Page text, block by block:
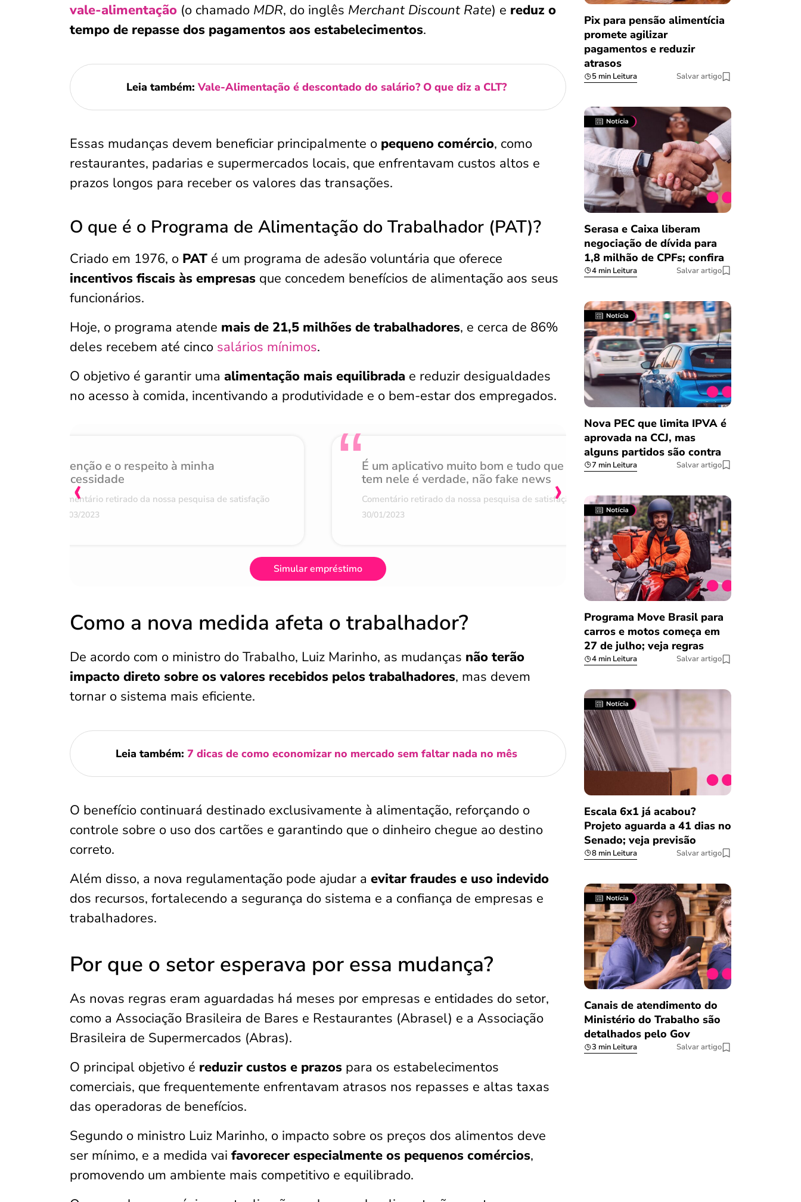
vale-alimentação (o chamado MDR, do inglês Merchant Discount Rate) e reduz o
tempo de repasse dos pagamentos aos estabelecimentos.
Leia também: Vale-Alimentação é descontado do salário? O que diz a CLT?
Essas mudanças devem beneficiar principalmente o pequeno comércio, como
restaurantes, padarias e supermercados locais, que enfrentavam custos altos e
prazos longos para receber os valores das transações.
O que é o Programa de Alimentação do Trabalhador (PAT)?
Criado em 1976, o PAT é um programa de adesão voluntária que oferece
incentivos fiscais às empresas que concedem benefícios de alimentação aos seus
funcionários.
Hoje, o programa atende mais de 21,5 milhões de trabalhadores, e cerca de 86%
deles recebem até cinco salários mínimos.
O objetivo é garantir uma alimentação mais equilibrada e reduzir desigualdades
no acesso à comida, incentivando a produtividade e o bem-estar dos empregados.
Atenção e o respeito à minha
necessidade
Comentário retirado da nossa pesquisa de satisfação
07/03/2023
É um aplicativo muito bom e tudo que
tem nele é verdade, não fake news
Comentário retirado da nossa pesquisa de satisfação
30/01/2023
Achei muito rápido,
Comentário retirado da nossa
08/03/2023
‹ ›
Simular empréstimo
Como a nova medida afeta o trabalhador?
De acordo com o ministro do Trabalho, Luiz Marinho, as mudanças não terão
impacto direto sobre os valores recebidos pelos trabalhadores, mas devem
tornar o sistema mais eficiente.
Leia também: 7 dicas de como economizar no mercado sem faltar nada no mês
O benefício continuará destinado exclusivamente à alimentação, reforçando o
controle sobre o uso dos cartões e garantindo que o dinheiro chegue ao destino
correto.
Além disso, a nova regulamentação pode ajudar a evitar fraudes e uso indevido
dos recursos, fortalecendo a segurança do sistema e a confiança de empresas e
trabalhadores.
Por que o setor esperava por essa mudança?
As novas regras eram aguardadas há meses por empresas e entidades do setor,
como a Associação Brasileira de Bares e Restaurantes (Abrasel) e a Associação
Brasileira de Supermercados (Abras).
O principal objetivo é reduzir custos e prazos para os estabelecimentos
comerciais, que frequentemente enfrentavam atrasos nos repasses e altas taxas
das operadoras de benefícios.
Segundo o ministro Luiz Marinho, o impacto sobre os preços dos alimentos deve
ser mínimo, e a medida vai favorecer especialmente os pequenos comércios,
promovendo um ambiente mais competitivo e equilibrado.
Pix para pensão alimentícia
promete agilizar
pagamentos e reduzir
atrasos
5 min Leitura Salvar artigo
Serasa e Caixa liberam
negociação de dívida para
1,8 milhão de CPFs; confira
4 min Leitura Salvar artigo
Nova PEC que limita IPVA é
aprovada na CCJ, mas
alguns partidos são contra
7 min Leitura Salvar artigo
Programa Move Brasil para
carros e motos começa em
27 de julho; veja regras
4 min Leitura Salvar artigo
Escala 6x1 já acabou?
Projeto aguarda a 41 dias no
Senado; veja previsão
8 min Leitura Salvar artigo
Canais de atendimento do
Ministério do Trabalho são
detalhados pelo Gov
3 min Leitura Salvar artigo